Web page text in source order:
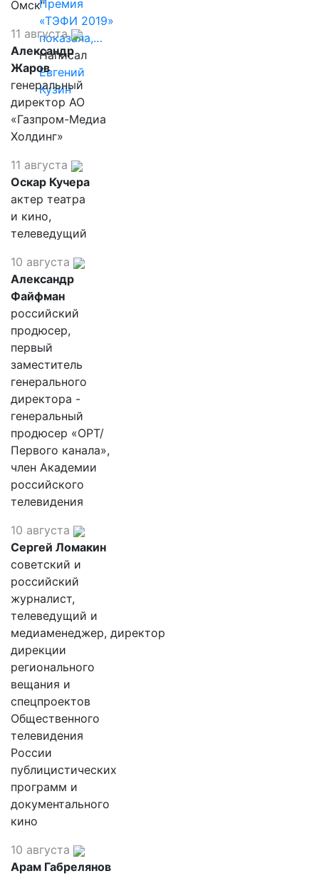
Премия
«ТЭФИ 2019»
показала,…
Написал
Евгений
Кузин
Омск"
11 августа
Александр
Жаров
генеральный
директор АО
«Газпром-Медиа
Холдинг»
11 августа
Оскар Кучера
актер театра
и кино,
телеведущий
10 августа
Александр
Файфман
российский
продюсер,
первый
заместитель
генерального
директора -
генеральный
продюсер «ОРТ/
Первого канала»,
член Академии
российского
телевидения
10 августа
Сергей Ломакин
советский и
российский
журналист,
телеведущий и
медиаменеджер, директор
дирекции
регионального
вещания и
спецпроектов
Общественного
телевидения
России
публицистических
программ и
документального
кино
10 августа
Арам Габрелянов